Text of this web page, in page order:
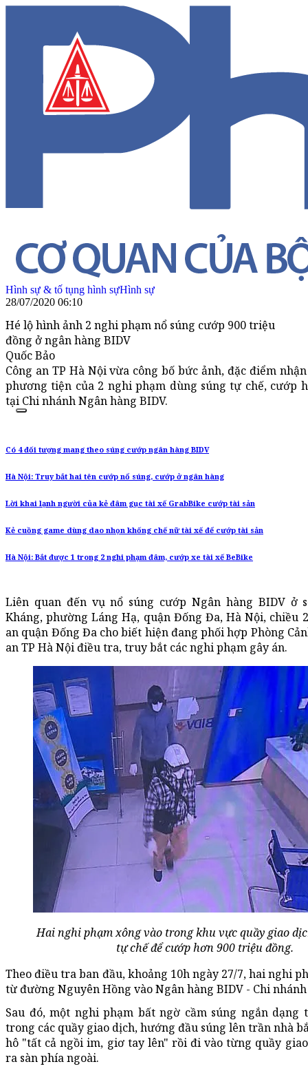
Hình sự & tố tụng hình sựHình sự
28/07/2020 06:10
Hé lộ hình ảnh 2 nghi phạm nổ súng cướp 900 triệu
đồng ở ngân hàng BIDV
Quốc Bảo
Công an TP Hà Nội vừa công bố bức ảnh, đặc điểm
phương tiện của 2 nghi phạm dùng súng tự chế, cướp
tại Chi nhánh Ngân hàng BIDV.
Có 4 đối tượng mang theo súng cướp ngân hàng BIDV
Hà Nội: Truy bắt hai tên cướp nổ súng, cướp ở ngân hàng
Lời khai lạnh người của kẻ đâm gục tài xế GrabBike cướp tài sản
Kẻ cuồng game dùng dao nhọn khống chế nữ tài xế để cướp tài sản
Hà Nội: Bắt được 1 trong 2 nghi phạm đâm, cướp xe tài xế BeBike
Liên quan đến vụ nổ súng cướp Ngân hàng BIDV ở
Kháng, phường Láng Hạ, quận Đống Đa, Hà Nội, chiều
an quận Đống Đa cho biết hiện đang phối hợp Phòng
an TP Hà Nội điều tra, truy bắt các nghi phạm gây án.
Hai nghi phạm xông vào trong khu vực quầy giao
tự chế để cướp hơn 900 triệu đồng.
Theo điều tra ban đầu, khoảng 10h ngày 27/7, hai nghi
từ đường Nguyên Hồng vào Ngân hàng BIDV - Chi
Sau đó, một nghi phạm bất ngờ cầm súng ngắn dạng
trong các quầy giao dịch, hướng đầu súng lên trần nhà
hô "tất cả ngồi im, giơ tay lên" rồi đi vào từng quầy
ra sàn phía ngoài.